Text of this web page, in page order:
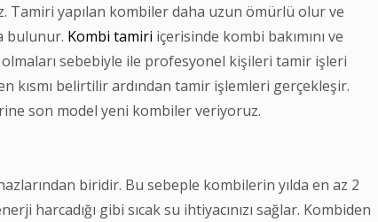
Tamiri yapılan kombiler daha uzun ömürlü olur ve
bulunur. Kombi tamiri içerisinde kombi bakımını ve
sebebiyle ile profesyonel kişileri tamir işleri
kısmı belirtilir ardından tamir işlemleri gerçekleşir.
son model yeni kombiler veriyoruz.
biridir. Bu sebeple kombilerin yılda en az 2
harcadığı gibi sıcak su ihtiyacınızı sağlar. Kombiden